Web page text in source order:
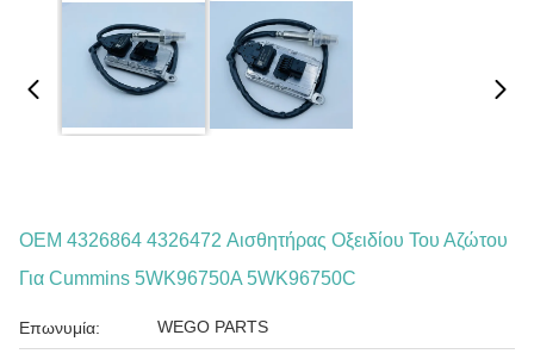
OEM 4326864 4326472 Αισθητήρας Οξειδίου Του Αζώτου
Για Cummins 5WK96750A 5WK96750C
Επωνυμία: WEGO PARTS